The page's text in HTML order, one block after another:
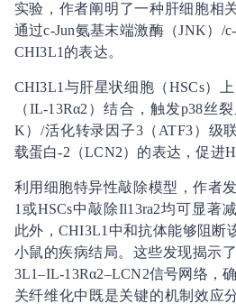
实验，作者阐明了一种肝细胞相
通过c-Jun氨基末端激酶（JNK）/
CHI3L1的表达。
CHI3L1与肝星状细胞（HSCs）
（IL-13Rα2）结合，触发p38丝
K）/活化转录因子3（ATF3）级
载蛋白-2（LCN2）的表达，促进
利用细胞特异性敲除模型，作者
1或HSCs中敲除Il13ra2均可显著
此外，CHI3L1中和抗体能够阻断
小鼠的疾病结局。这些发现揭示
3L1–IL-13Rα2–LCN2信号网络，
关纤维化中既是关键的机制效应